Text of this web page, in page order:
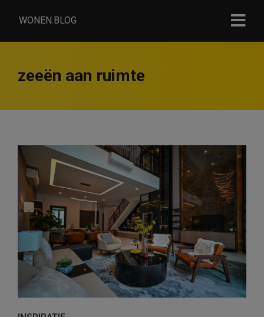
WONEN.BLOG
zeeën aan ruimte